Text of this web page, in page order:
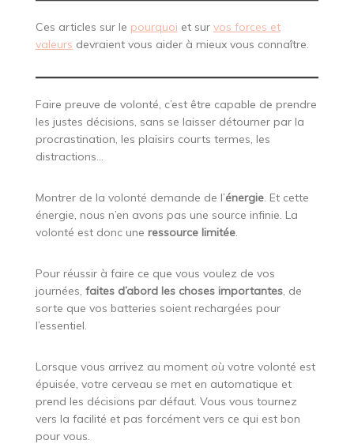
Ces articles sur le pourquoi et sur vos forces et
valeurs devraient vous aider à mieux vous connaître.
Faire preuve de volonté, c’est être capable de prendre
les justes décisions, sans se laisser détourner par la
procrastination, les plaisirs courts termes, les
distractions…
Montrer de la volonté demande de l’énergie. Et cette
énergie, nous n’en avons pas une source infinie. La
volonté est donc une ressource limitée.
Pour réussir à faire ce que vous voulez de vos
journées, faites d’abord les choses importantes, de
sorte que vos batteries soient rechargées pour
l’essentiel.
Lorsque vous arrivez au moment où votre volonté est
épuisée, votre cerveau se met en automatique et
prend les décisions par défaut. Vous vous tournez
vers la facilité et pas forcément vers ce qui est bon
pour vous.